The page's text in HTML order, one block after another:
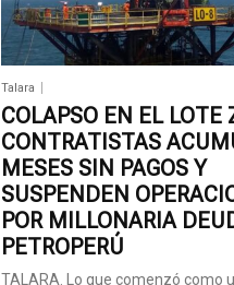
Talara
COLAPSO EN EL LOTE
CONTRATISTAS
MESES SIN PAGOS Y
SUSPENDEN
POR MILLONARIA
PETROPERÚ
TALARA. Lo que comenzó como